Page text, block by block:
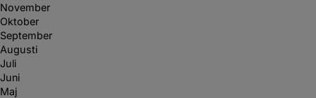
November
Oktober
September
Augusti
Juli
Juni
Maj